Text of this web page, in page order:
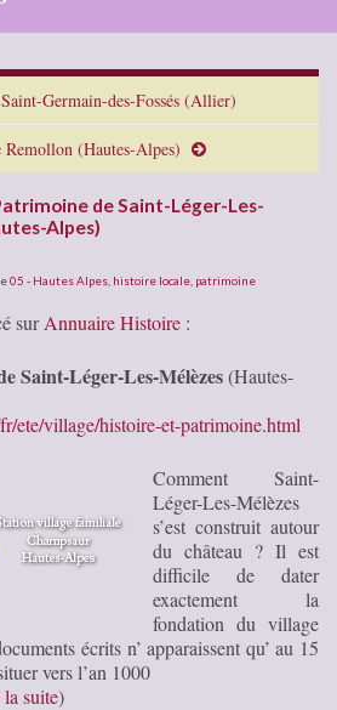
Germain-des-Fossés (Allier)
(Hautes-Alpes)
de Saint-Léger-Les-
Alpes)
05 - Hautes Alpes histoire locale patrimoine
surAnnuaire Histoire :
Saint-Léger-Les-Mélèzes(Hautes-
ete/village/histoire-et-patrimoine.html
Comment Saint-
Léger-Les-Mélèzes
s’est construit autour
du château ? Il est
difficile de dater
exactement la
fondation du village
écrits n’ apparaissent qu’ au 15
vers l’an 1000
suite)